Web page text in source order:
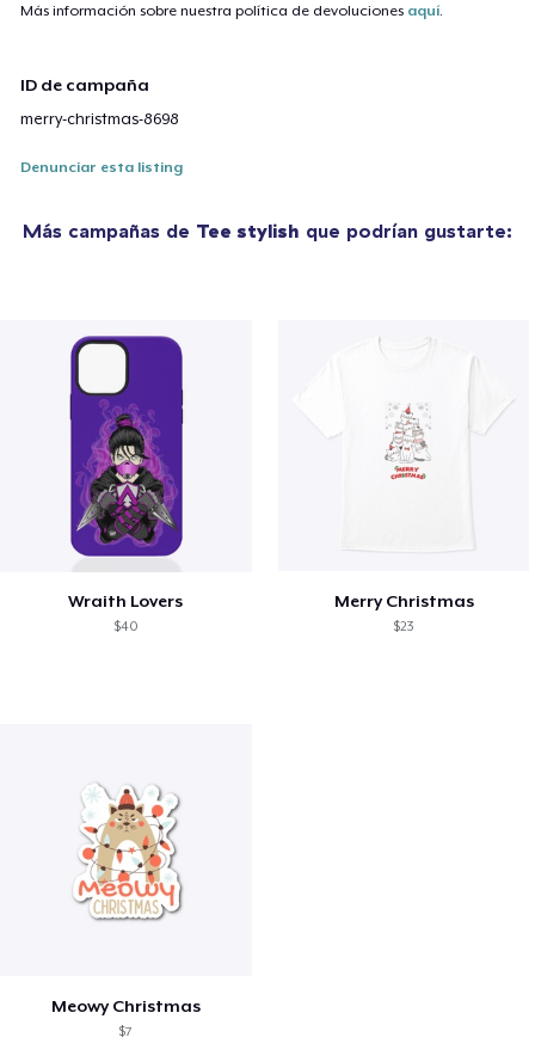
Más información sobre nuestra política de devoluciones aquí.
ID de campaña
merry-christmas-8698
Denunciar esta listing
Más campañas de Tee stylish que podrían gustarte:
Wraith Lovers
$40
Merry Christmas
$23
Meowy Christmas
$7